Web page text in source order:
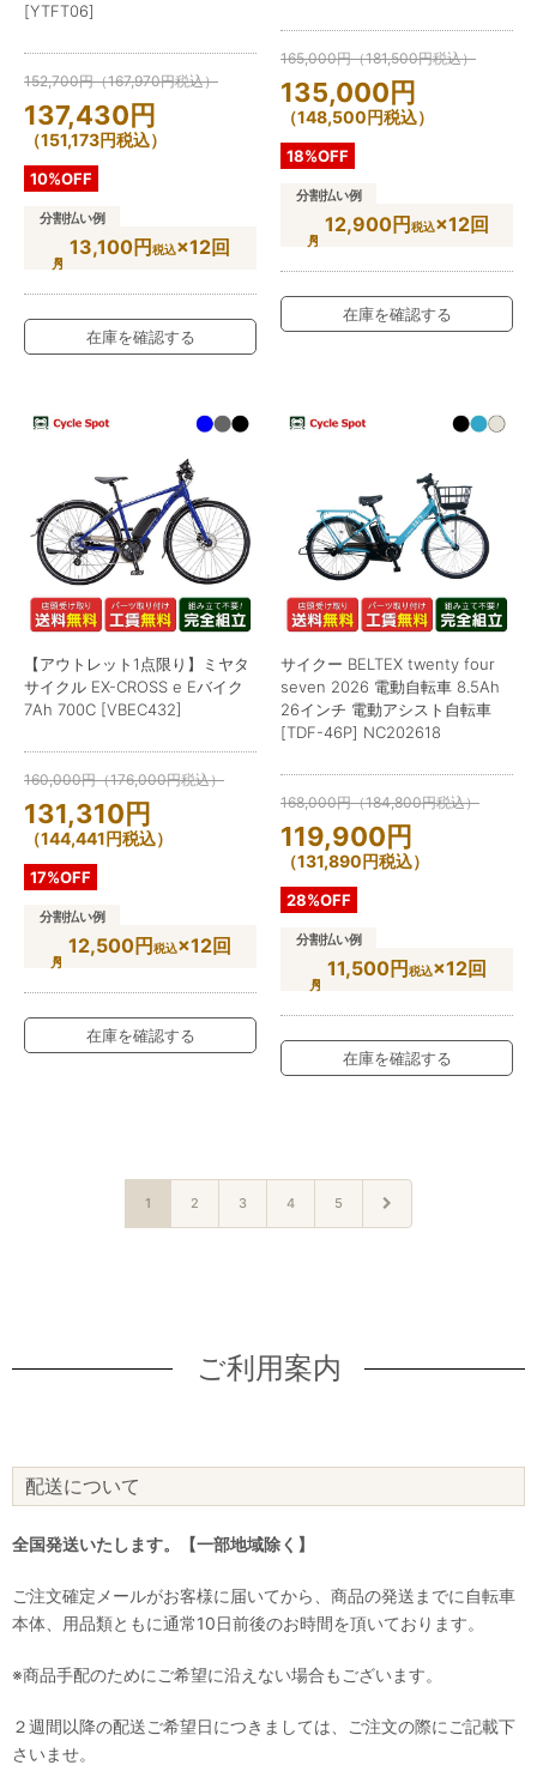
[YTFT06]
152,700円（167,970円税込）
137,430円
（151,173円税込）
10%OFF
分割払い例
13,100円税込×12回
在庫を確認する
165,000円（181,500円税込）
135,000円
（148,500円税込）
18%OFF
分割払い例
12,900円税込×12回
在庫を確認する
【アウトレット1点限り】ミヤタ
サイクル EX-CROSS e Eバイク
7Ah 700C [VBEC432]
160,000円（176,000円税込）
131,310円
（144,441円税込）
17%OFF
分割払い例
12,500円税込×12回
在庫を確認する
サイクー BELTEX twenty four
seven 2026 電動自転車 8.5Ah
26インチ 電動アシスト自転車
[TDF-46P] NC202618
168,000円（184,800円税込）
119,900円
（131,890円税込）
28%OFF
分割払い例
11,500円税込×12回
在庫を確認する
1 2 3 4 5
ご利用案内
配送について
全国発送いたします。【一部地域除く】
ご注文確定メールがお客様に届いてから、商品の発送までに自転車
本体、用品類ともに通常10日前後のお時間を頂いております。
※商品手配のためにご希望に沿えない場合もございます。
２週間以降の配送ご希望日につきましては、ご注文の際にご記載下
さいませ。